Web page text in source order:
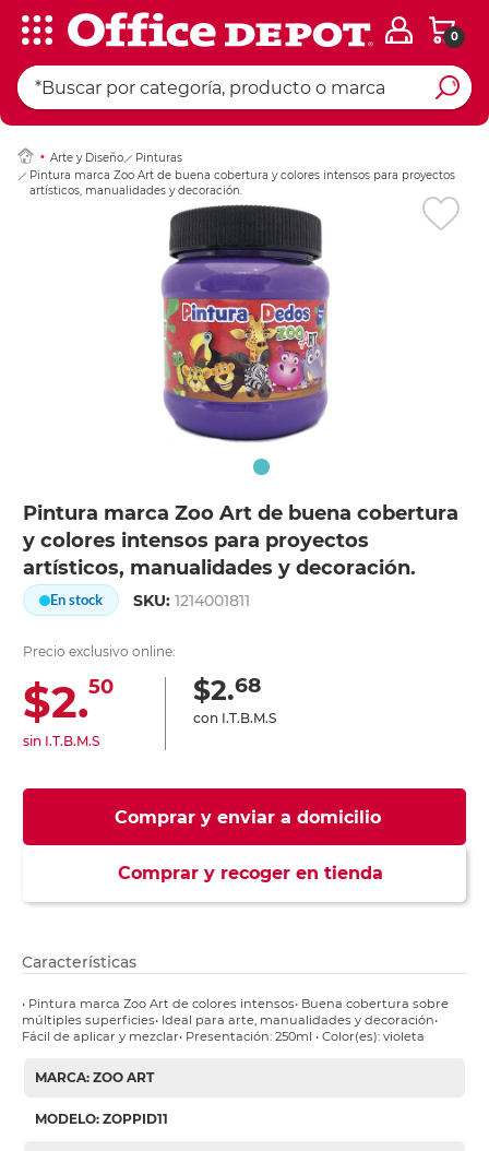
0
Arte y Diseño
Pinturas
Pintura marca Zoo Art de buena cobertura y colores intensos para proyectos
artísticos, manualidades y decoración.
Pintura marca Zoo Art de buena cobertura
y colores intensos para proyectos
artísticos, manualidades y decoración.
En stock SKU:1214001811
Precio exclusivo online:
$2.50
sin I.T.B.M.S
$2.68
con I.T.B.M.S
Comprar y enviar a domicilio
Comprar y recoger en tienda
Ingresar Codigo
Características
• Pintura marca Zoo Art de colores intensos• Buena cobertura sobre
múltiples superficies• Ideal para arte, manualidades y decoración•
Fácil de aplicar y mezclar• Presentación: 250ml • Color(es): violeta
MARCA: ZOO ART
MODELO: ZOPPID11